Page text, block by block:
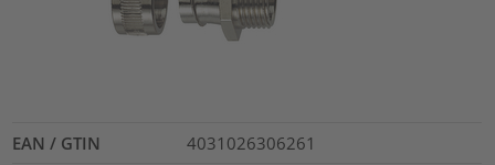
EAN / GTIN
4031026306261